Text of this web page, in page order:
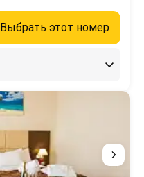
Выбрать этот номер